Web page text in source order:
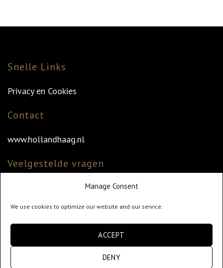
Manage Consent
We use cookies to optimize our website and our service.
ACCEPT
DENY
Snelle Links
Privacy en Cookies
Contact
www.hollandhaag.nl
Veelgestelde vragen
Veelgestelde vragen
Klantenservice
info@hollandhaag.nl